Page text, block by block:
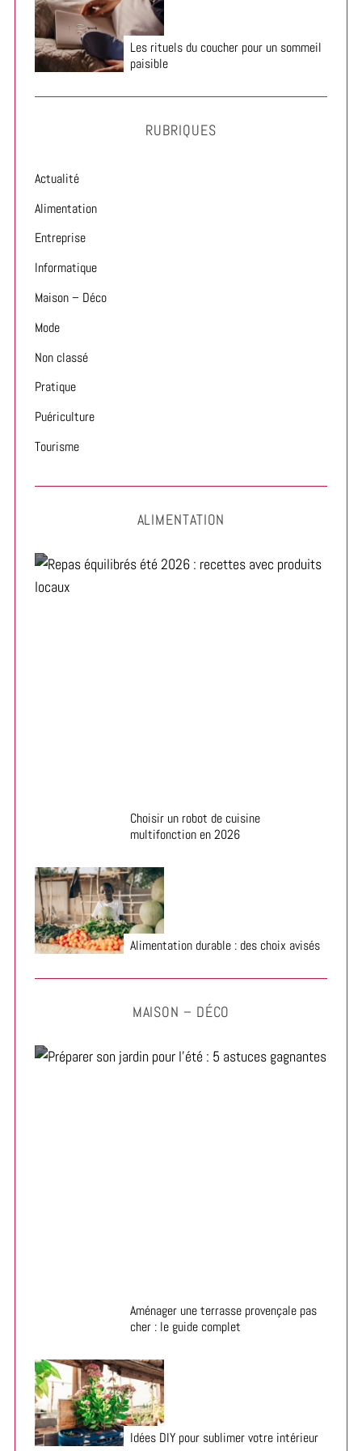
Les rituels du coucher pour un sommeil
paisible
RUBRIQUES
Actualité
Alimentation
Entreprise
Informatique
Maison – Déco
Mode
Non classé
Pratique
Puériculture
Tourisme
ALIMENTATION
Choisir un robot de cuisine
multifonction en 2026
Alimentation durable : des choix avisés
MAISON – DÉCO
Aménager une terrasse provençale pas
cher : le guide complet
Idées DIY pour sublimer votre intérieur